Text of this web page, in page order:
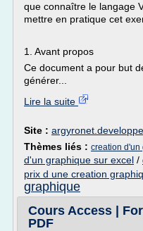
que connaître le langage
mettre en pratique cet
1. Avant propos
Ce document a pour but
générer...
Lire la suite
Site :
Thèmes liés : creation d'un
d'un graphique sur excel /
prix d une creation
graphique
Cours Access |
PDF